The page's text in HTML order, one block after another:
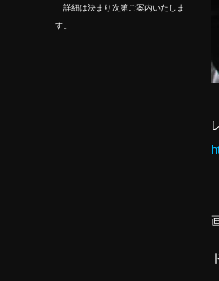
詳細は決まり次第ご案内いたしま
す。